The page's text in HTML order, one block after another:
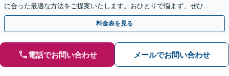
に合った最適な方法をご提案いたします。おひとりで悩まず、ぜひご
相談ください。【法人破産も対応】
料金表を見る
電話でお問い合わせ メールでお問い合わせ